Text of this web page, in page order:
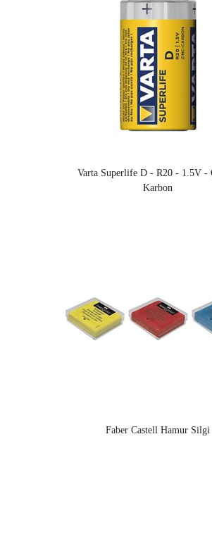
Varta Superlife D - R20 - 1.5V -
Karbon
Faber Castell Hamur Silgi